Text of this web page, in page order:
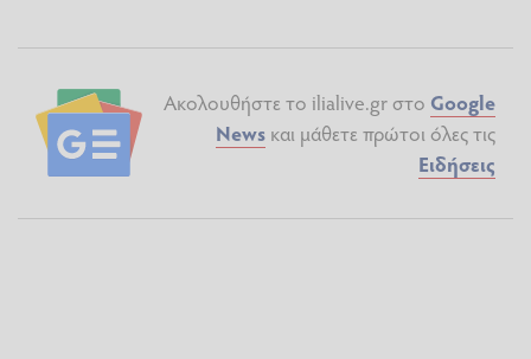
Ακολουθήστε το ilialive.gr στο Google
News και μάθετε πρώτοι όλες τις
Ειδήσεις